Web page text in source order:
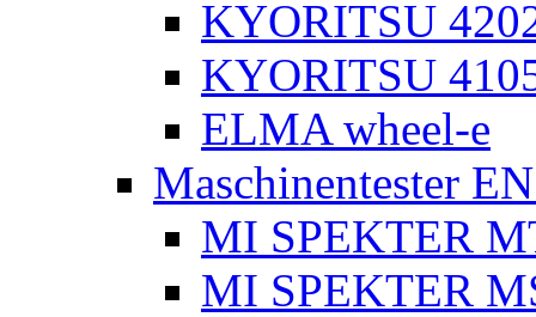
KYORITSU
KYORITSU
ELMA wheel-e
Maschinentester
MI SPEKTER
MI SPEKTER